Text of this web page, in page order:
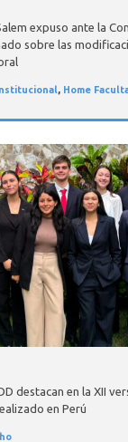
expuso ante la
sobre las
, Home
destacan en la XII
en Perú